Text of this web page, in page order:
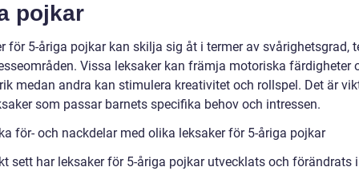
pojkar
för 5-åriga pojkar kan skilja sig åt i termer av svårighetsgrad,
Vissa leksaker kan främja motoriska färdigheter
medan andra kan stimulera kreativitet och rollspel. Det är
som passar barnets specifika behov och intressen.
för- och nackdelar med olika leksaker för 5-åriga pojkar
sett har leksaker för 5-åriga pojkar utvecklats och förändrats